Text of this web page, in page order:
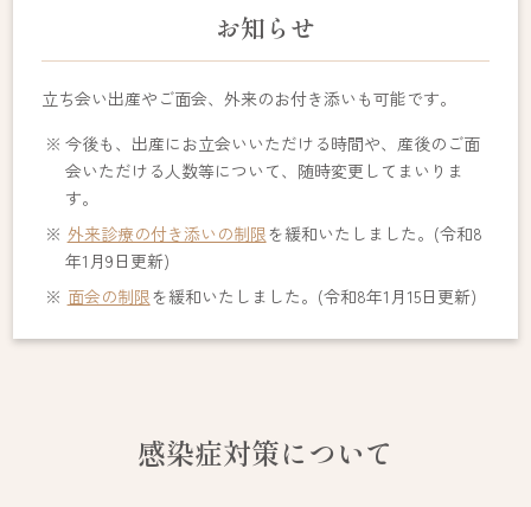
お知らせ
立ち会い出産やご面会、外来のお付き添いも可能です。
今後も、出産にお立会いいただける時間や、産後のご面
会いただける人数等について、随時変更してまいりま
す。
外来診療の付き添いの制限を緩和いたしました。(令和8
年1月9日更新)
面会の制限を緩和いたしました。(令和8年1月15日更新)
感染症対策について